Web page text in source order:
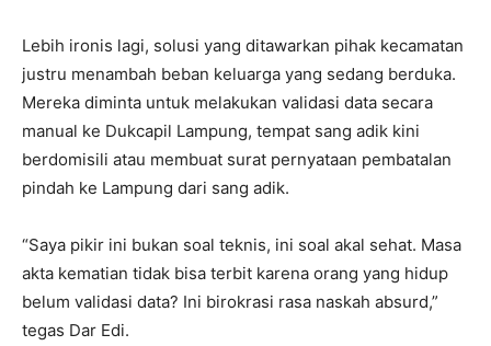
Lebih ironis lagi, solusi yang ditawarkan pihak kecamatan
justru menambah beban keluarga yang sedang berduka.
Mereka diminta untuk melakukan validasi data secara
manual ke Dukcapil Lampung, tempat sang adik kini
berdomisili atau membuat surat pernyataan pembatalan
pindah ke Lampung dari sang adik.
“Saya pikir ini bukan soal teknis, ini soal akal sehat. Masa
akta kematian tidak bisa terbit karena orang yang hidup
belum validasi data? Ini birokrasi rasa naskah absurd,”
tegas Dar Edi.